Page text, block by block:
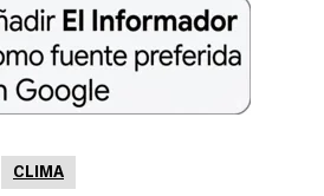
CLIMA